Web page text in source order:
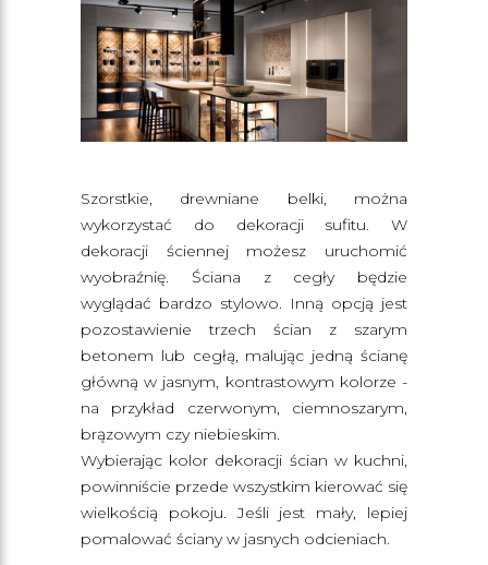
Szorstkie, drewniane belki, można
wykorzystać do dekoracji sufitu. W
dekoracji ściennej możesz uruchomić
wyobraźnię. Ściana z cegły będzie
wyglądać bardzo stylowo. Inną opcją jest
pozostawienie trzech ścian z szarym
betonem lub cegłą, malując jedną ścianę
główną w jasnym, kontrastowym kolorze -
na przykład czerwonym, ciemnoszarym,
brązowym czy niebieskim.
Wybierając kolor dekoracji ścian w kuchni,
powinniście przede wszystkim kierować się
wielkością pokoju. Jeśli jest mały, lepiej
pomalować ściany w jasnych odcieniach.